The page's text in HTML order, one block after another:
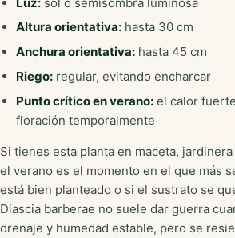
Altura orientativa:hasta 30 cm
Anchura orientativa:hasta 45 cm
Riego:regular, evitando encharcar
Punto crítico en verano:el calor
floración temporalmente
Si tienes esta planta en maceta,
el verano es el momento en el que más
está bien planteado o si el sustrato se
Diascia barberae no suele dar guerra
drenaje y humedad estable, pero se